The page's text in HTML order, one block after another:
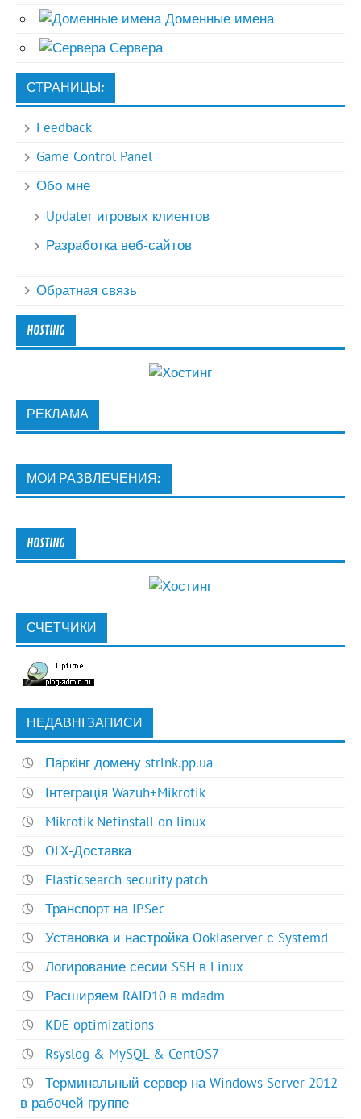
Доменные имена
Сервера
СТРАНИЦЫ:
Feedback
Game Control Panel
Обо мне
Updater игровых клиентов
Разработка веб-сайтов
Обратная связь
HOSTING
РЕКЛАМА
МОИ РАЗВЛЕЧЕНИЯ:
HOSTING
СЧЕТЧИКИ
НЕДАВНІ ЗАПИСИ
Паркінг домену strlnk.pp.ua
Інтеграція Wazuh+Mikrotik
Mikrotik Netinstall on linux
OLX-Доставка
Elasticsearch security patch
Транспорт на IPSec
Установка и настройка Ooklaserver с Systemd
Логирование сесии SSH в Linux
Расширяем RAID10 в mdadm
KDE optimizations
Rsyslog & MySQL & CentOS7
Терминальный сервер на Windows Server 2012
в рабочей группе